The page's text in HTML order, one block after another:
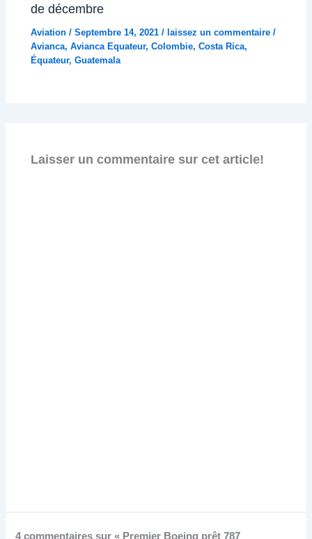
de décembre
Aviation /Septembre 14, 2021/ laissez un commentaire /
Avianca,Avianca Equateur,Colombie,Costa Rica,
Équateur,Guatemala
Laisser un commentaire sur cet article!
4 commentaires sur « Premier Boeing prêt 787